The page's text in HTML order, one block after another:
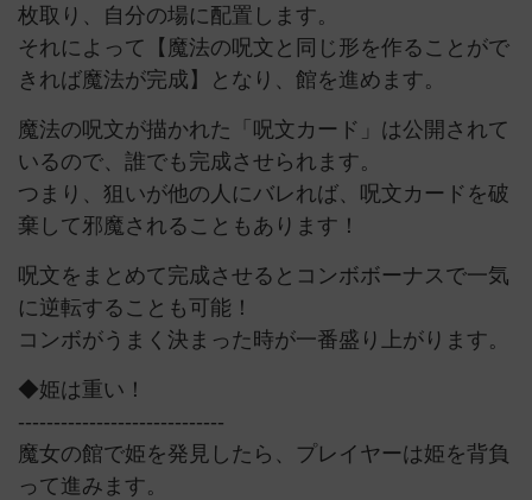
枚取り、自分の場に配置します。
それによって【魔法の呪文と同じ形を作ることがで
きれば魔法が完成】となり、館を進めます。
魔法の呪文が描かれた「呪文カード」は公開されて
いるので、誰でも完成させられます。
つまり、狙いが他の人にバレれば、呪文カードを破
棄して邪魔されることもあります！
呪文をまとめて完成させるとコンボボーナスで一気
に逆転することも可能！
コンボがうまく決まった時が一番盛り上がります。
◆姫は重い！
-----------------------------
魔女の館で姫を発見したら、プレイヤーは姫を背負
って進みます。